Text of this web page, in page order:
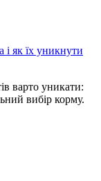
як їх уникнути
варто уникати:
вибір корму.